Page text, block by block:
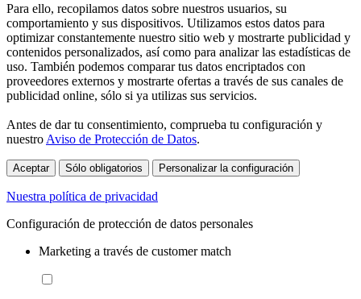
Para ello, recopilamos datos sobre nuestros usuarios, su
comportamiento y sus dispositivos. Utilizamos estos datos para
optimizar constantemente nuestro sitio web y mostrarte publicidad y
contenidos personalizados, así como para analizar las estadísticas de
uso. También podemos comparar tus datos encriptados con
proveedores externos y mostrarte ofertas a través de sus canales de
publicidad online, sólo si ya utilizas sus servicios.
Antes de dar tu consentimiento, comprueba tu configuración y
nuestro Aviso de Protección de Datos.
Aceptar Sólo obligatorios Personalizar la configuración
Nuestra política de privacidad
Configuración de protección de datos personales
Marketing a través de customer match